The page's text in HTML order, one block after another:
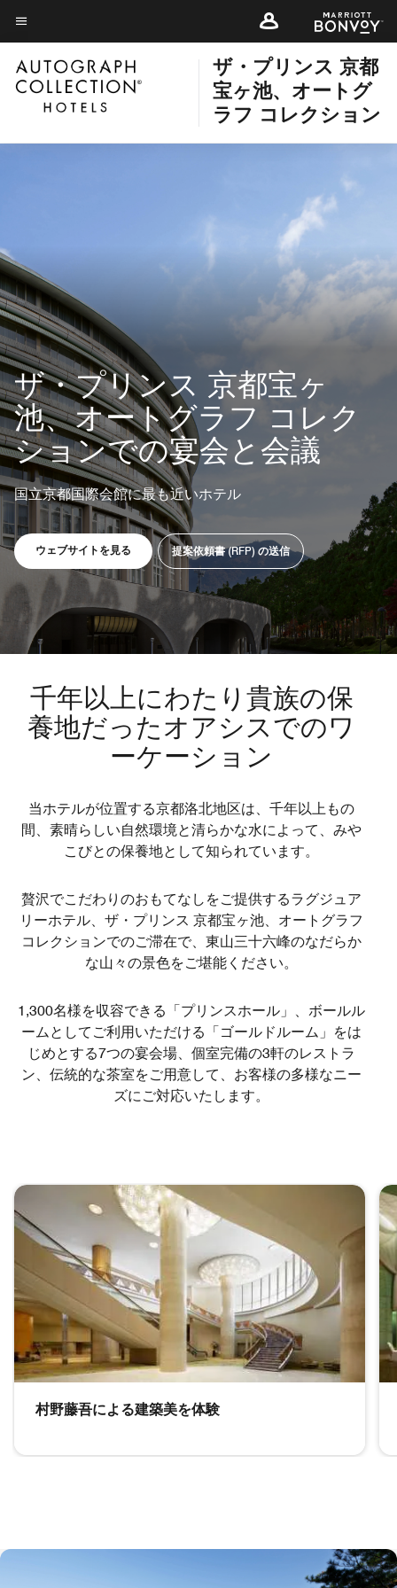
content
Skip
to
main
content
メニューのテキスト
ザ・プリンス 京都
宝ヶ池、オートグ
ラフ コレクション
ザ・プリンス 京都宝ヶ
池、オートグラフ コレク
ションでの宴会と会議
国立京都国際会館に最も近いホテル
ウェブサイトを見る
新しいウィンドウで開く
提案依頼書 (RFP) の送信
新しいウィンドウで開く
千年以上にわたり貴族の保
養地だったオアシスでのワ
ーケーション
当ホテルが位置する京都洛北地区は、千年以上もの
間、素晴らしい自然環境と清らかな水によって、みや
こびとの保養地として知られています。
贅沢でこだわりのおもてなしをご提供するラグジュア
リーホテル、ザ・プリンス 京都宝ヶ池、オートグラフ
コレクションでのご滞在で、東山三十六峰のなだらか
な山々の景色をご堪能ください。
1,300名様を収容できる「プリンスホール」、ボールル
ームとしてご利用いただける「ゴールドルーム」をは
じめとする7つの宴会場、個室完備の3軒のレストラ
ン、伝統的な茶室をご用意して、お客様の多様なニー
ズにご対応いたします。
のカルーセルをスキップ 3カードで。
村野藤吾による建築美を体験